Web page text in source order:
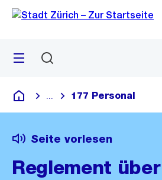
Navigation
Sprunglink
Menü
Deutsch
Blende alle Breadcrumbs ein
177 Personal
Seite vorlesen
Reglement